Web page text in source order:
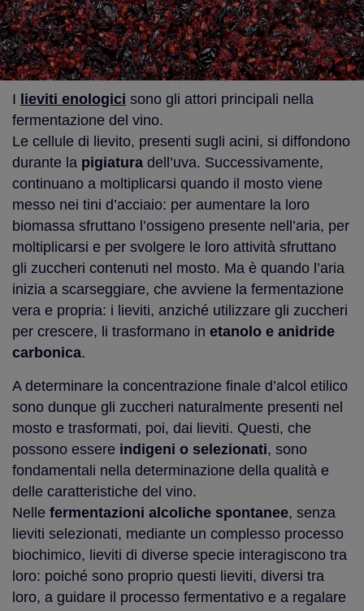
I lieviti enologici sono gli attori principali nella
fermentazione del vino.
Le cellule di lievito, presenti sugli acini, si diffondono
durante la pigiatura dell’uva. Successivamente,
continuano a moltiplicarsi quando il mosto viene
messo nei tini d’acciaio: per aumentare la loro
biomassa sfruttano l’ossigeno presente nell’aria, per
moltiplicarsi e per svolgere le loro attività sfruttano
gli zuccheri contenuti nel mosto. Ma è quando l’aria
inizia a scarseggiare, che avviene la fermentazione
vera e propria: i lieviti, anziché utilizzare gli zuccheri
per crescere, li trasformano in etanolo e anidride
carbonica.
A determinare la concentrazione finale d’alcol etilico
sono dunque gli zuccheri naturalmente presenti nel
mosto e trasformati, poi, dai lieviti. Questi, che
possono essere indigeni o selezionati, sono
fondamentali nella determinazione della qualità e
delle caratteristiche del vino.
Nelle fermentazioni alcoliche spontanee, senza
lieviti selezionati, mediante un complesso processo
biochimico, lieviti di diverse specie interagiscono tra
loro: poiché sono proprio questi lieviti, diversi tra
loro, a guidare il processo fermentativo e a regalare